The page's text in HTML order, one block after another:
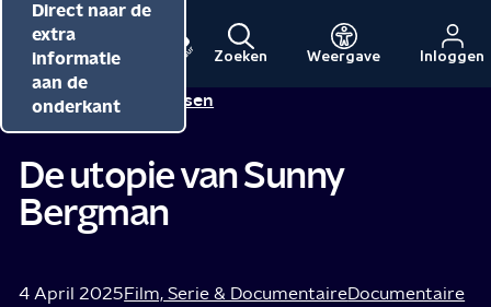
Direct naar de
inhoud
Direct naar de
hoofdnavigatie
Direct naar de
extra
informatie
aan de
onderkant
Menu
Naar
de
NPO
beginpagina
NPO
Cultuur
Zoeken Weergave Inloggen
Tip vanAlma Mathijsen
De utopie van Sunny
Bergman
4 April 2025Film, Serie & DocumentaireDocumentaire